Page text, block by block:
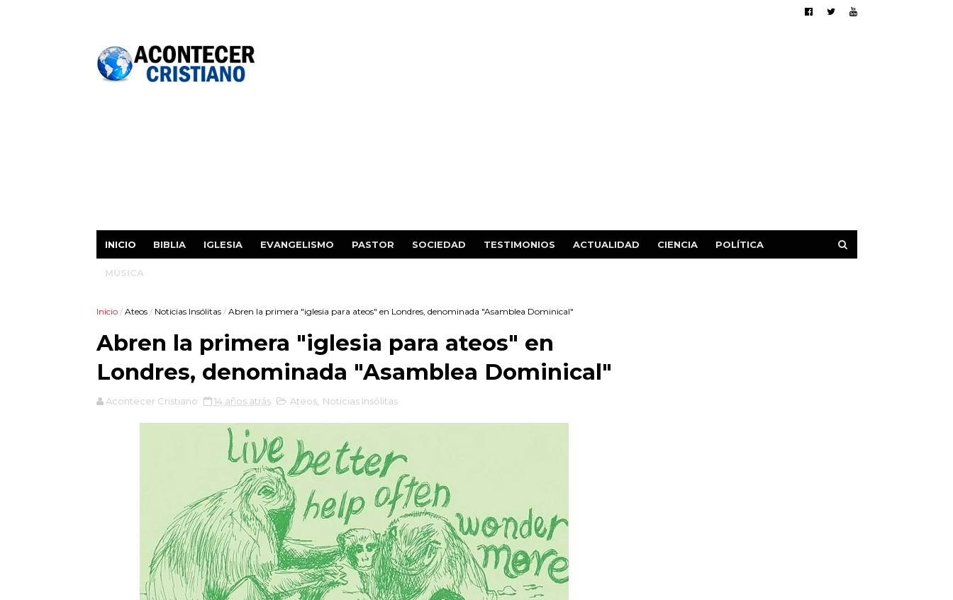
INICIO BIBLIA IGLESIA EVANGELISMO PASTOR SOCIEDAD TESTIMONIOS ACTUALIDAD CIENCIA POLÍTICA
MÚSICA
Inicio / Ateos / Noticias Insólitas / Abren la primera "iglesia para ateos" en Londres, denominada "Asamblea Dominical"
Abren la primera "iglesia para ateos" en
Londres, denominada "Asamblea Dominical"
Acontecer Cristiano 14 años atrás Ateos, Noticias Insólitas